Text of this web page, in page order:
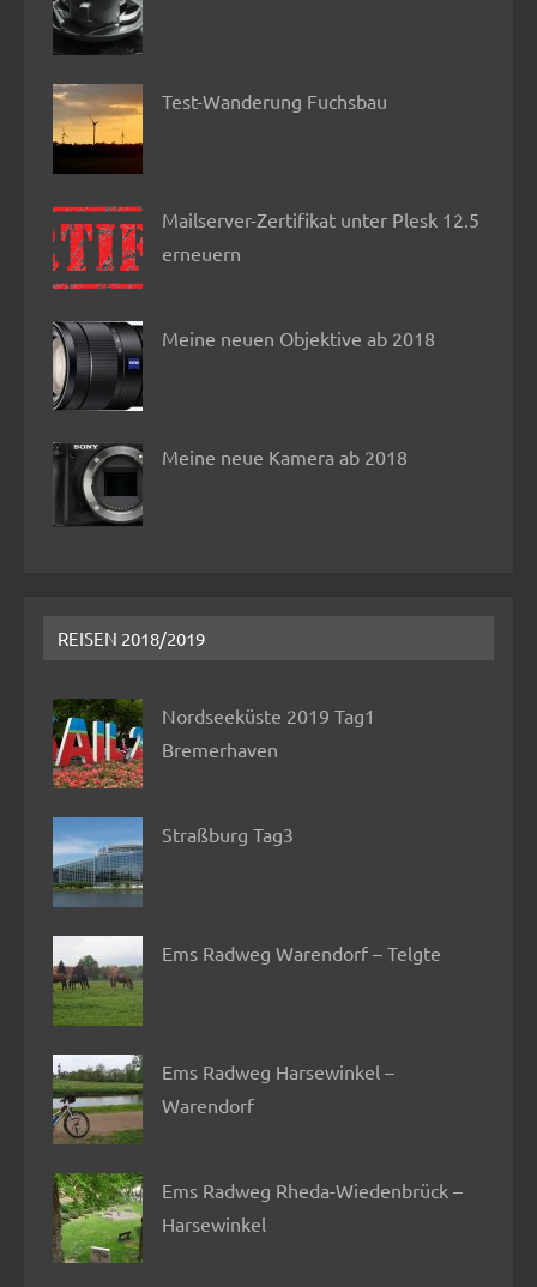
Test-Wanderung Fuchsbau
Mailserver-Zertifikat unter Plesk 12.5
erneuern
Meine neuen Objektive ab 2018
Meine neue Kamera ab 2018
REISEN 2018/2019
Nordseeküste 2019 Tag1
Bremerhaven
Straßburg Tag3
Ems Radweg Warendorf – Telgte
Ems Radweg Harsewinkel –
Warendorf
Ems Radweg Rheda-Wiedenbrück –
Harsewinkel